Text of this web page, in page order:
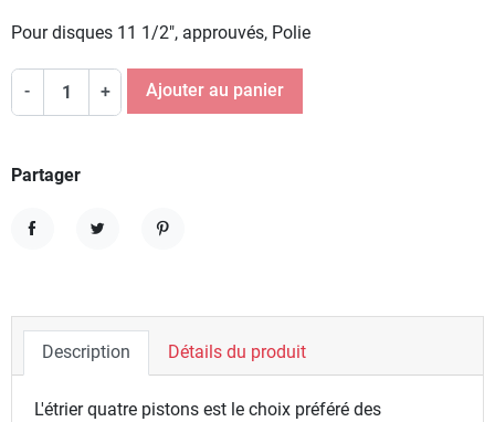
Pour disques 11 1/2", approuvés, Polie
- + Ajouter au panier
Partager
Description Détails du produit
L'étrier quatre pistons est le choix préféré des